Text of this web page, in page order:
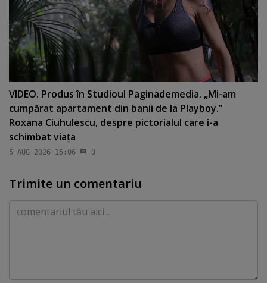
VIDEO. Produs în Studioul Paginademedia. „Mi-am
cumpărat apartament din banii de la Playboy.”
Roxana Ciuhulescu, despre pictorialul care i-a
schimbat viaţa
5 AUG 2026 15:06 0
Trimite un comentariu
Comentariu